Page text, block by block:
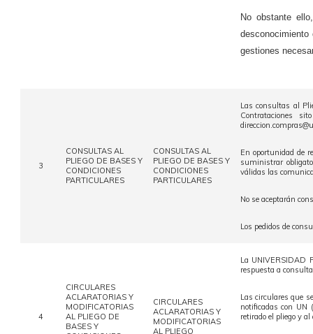
No obstante
desconocimiento
gestiones
3
CONSULTAS AL
PLIEGO DE BASES Y
CONDICIONES
PARTICULARES
CONSULTAS AL
PLIEGO DE BASES Y
CONDICIONES
PARTICULARES
Las consultas al
Contrataciones
En oportunidad de
suministrar
válidas las
No se aceptarán
Los pedidos de
4
CIRCULARES
ACLARATORIAS Y
MODIFICATORIAS
AL PLIEGO DE
BASES Y
CIRCULARES
ACLARATORIAS Y
MODIFICATORIAS
AL PLIEGO
La UNIVERSIDAD
respuesta a
Las circulares que
notificadas con
retirado el pliego y